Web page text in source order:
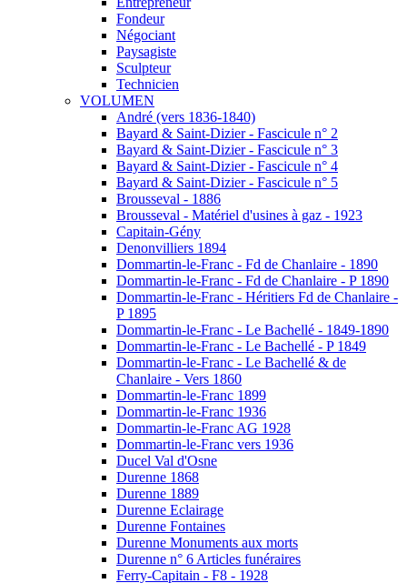
Fondeur
Négociant
Paysagiste
Sculpteur
Technicien
VOLUMEN
André (vers 1836-1840)
Bayard & Saint-Dizier - Fascicule n° 2
Bayard & Saint-Dizier - Fascicule n° 3
Bayard & Saint-Dizier - Fascicule n° 4
Bayard & Saint-Dizier - Fascicule n° 5
Brousseval - 1886
Brousseval - Matériel d'usines à gaz - 1923
Capitain-Gény
Denonvilliers 1894
Dommartin-le-Franc - Fd de Chanlaire - 1890
Dommartin-le-Franc - Fd de Chanlaire - P 1890
Dommartin-le-Franc - Héritiers Fd de Chanlaire -
P 1895
Dommartin-le-Franc - Le Bachellé - 1849-1890
Dommartin-le-Franc - Le Bachellé - P 1849
Dommartin-le-Franc - Le Bachellé & de
Chanlaire - Vers 1860
Dommartin-le-Franc 1899
Dommartin-le-Franc 1936
Dommartin-le-Franc AG 1928
Dommartin-le-Franc vers 1936
Ducel Val d'Osne
Durenne 1868
Durenne 1889
Durenne Eclairage
Durenne Fontaines
Durenne Monuments aux morts
Durenne n° 6 Articles funéraires
Ferry-Capitain - F8 - 1928